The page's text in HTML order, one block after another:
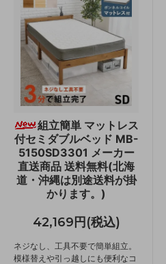
組立簡単 マットレス
付セミダブルベッド MB-
5150SD3301 メーカー
直送商品 送料無料(北海
道・沖縄は別途送料が掛
かります。)
42,169円(税込)
ネジなし、工具不要で簡単組立。
模様替えや引っ越しにも便利なコ